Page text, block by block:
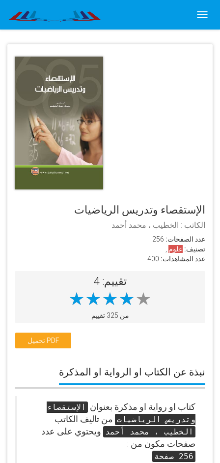
الإستقصاء وتدريس الرياضيات
الكاتب : الخطيب ، محمد أحمد
عدد الصفحات:
تصنيف: علوم
عدد المشاهدات:
تقييم: 4
من 325 تقييم
تحميل PDF
نبذة عن الكتاب او الرواية او المذكرة
كتاب او رواية او مذكرة بعنوان
الإستقصاء
وتدريس الرياضيات من تاليف الكاتب
الخطيب ، محمد أحمد ويحتوي على عدد
صفحات مكون من :
256 صفحة